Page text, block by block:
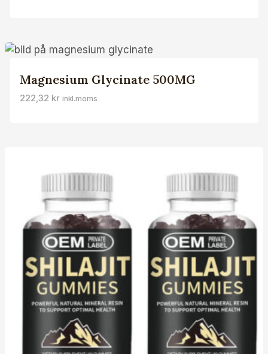
266,96 kr.222,32 kr.
Magnesium Glycinate 500MG
222,32 kr inkl.moms